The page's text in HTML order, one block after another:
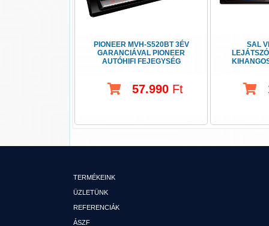
PIONEER MVH-S520BT 3ÉV
GARANCIÁVAL PIONEER
AUTÓHIFI FEJEGYSÉG
57.990 Ft
SAL
TERMÉKEINK
ÜZLETÜNK
REFERENCIÁK
ÁSZF